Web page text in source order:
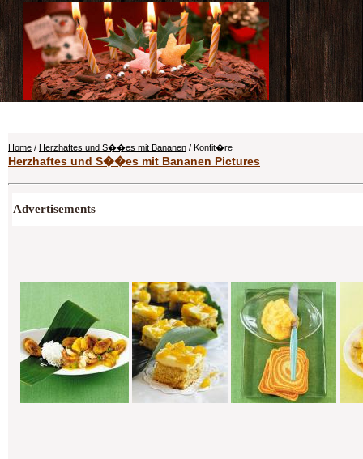
Home / Herzhaftes und S��es mit Bananen / Konfit�re
Herzhaftes und S��es mit Bananen Pictures
Advertisements